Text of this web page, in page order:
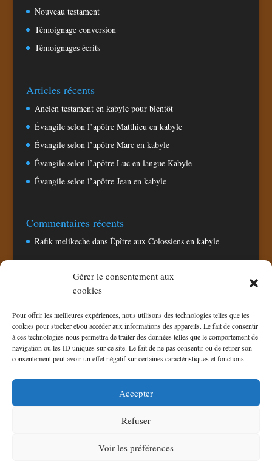
Gérer le consentement aux
cookies
Pour offrir les meilleures expériences, nous utilisons des technologies telles que les
cookies pour stocker et/ou accéder aux informations des appareils. Le fait de consentir
à ces technologies nous permettra de traiter des données telles que le comportement de
navigation ou les ID uniques sur ce site. Le fait de ne pas consentir ou de retirer son
consentement peut avoir un effet négatif sur certaines caractéristiques et fonctions.
Accepter
Refuser
Voir les préférences
Nouveau testament
Témoignage conversion
Témoignages écrits
Articles récents
Ancien testament en kabyle pour bientôt
Évangile selon l’apôtre Matthieu en kabyle
Évangile selon l’apôtre Marc en kabyle
Évangile selon l’apôtre Luc en langue Kabyle
Évangile selon l’apôtre Jean en kabyle
Commentaires récents
Rafik melikechedans Épître aux Colossiens en kabyle
Chaine TV CNA
Politique de confidentialité
Politique de cookies (UE)